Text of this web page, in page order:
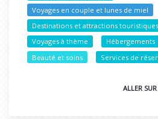
Voyages en couple et lunes de miel
Destinations et attractions touristiques
Voyages à thème
Hébergements
Beauté et soins
Services de
ALLER